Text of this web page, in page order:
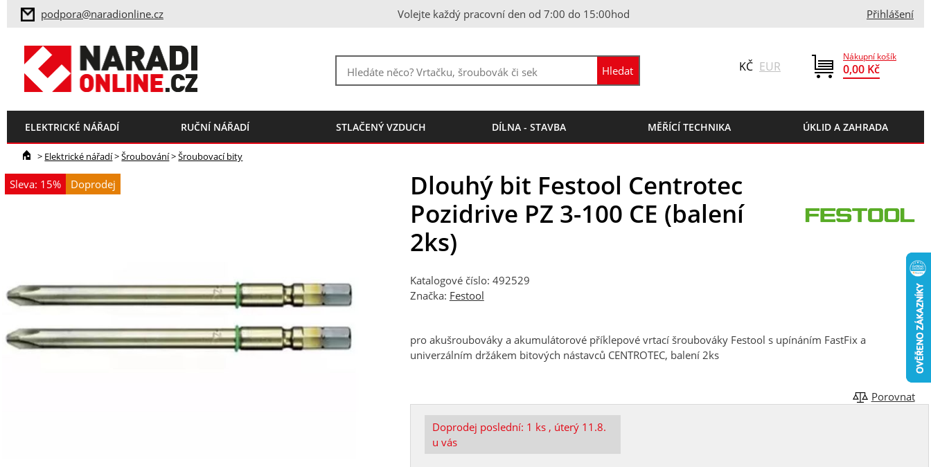
podpora@naradionline.cz Volejte každý pracovní den od 7:00 do 15:00hod Přihlášení
Nákupní košík
0,00 Kč
KČ EUR
ELEKTRICKÉ NÁŘADÍ RUČNÍ NÁŘADÍ STLAČENÝ VZDUCH DÍLNA - STAVBA MĚŘÍCÍ TECHNIKA ÚKLID A ZAHRADA
> Elektrické nářadí>Šroubování>Šroubovací bity
Sleva: 15% Doprodej
Dlouhý bit Festool Centrotec
Pozidrive PZ 3-100 CE (balení
2ks)
Katalogové číslo: 492529
Značka: Festool
pro akušroubováky a akumulátorové příklepové vrtací šroubováky Festool s upínáním FastFix a
univerzálním držákem bitových nástavců CENTROTEC, balení 2ks
Porovnat
Doprodej poslední: 1 ks, úterý 11.8.
u vás